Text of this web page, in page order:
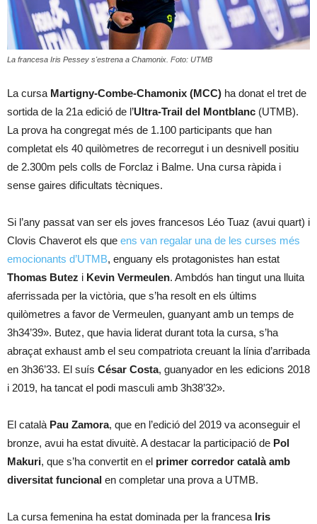
La francesa Iris Pessey s'estrena a Chamonix. Foto: UTMB
La cursa Martigny-Combe-Chamonix (MCC) ha donat el tret de
sortida de la 21a edició de l’Ultra-Trail del Montblanc (UTMB).
La prova ha congregat més de 1.100 participants que han
completat els 40 quilòmetres de recorregut i un desnivell positiu
de 2.300m pels colls de Forclaz i Balme. Una cursa ràpida i
sense gaires dificultats tècniques.
Si l’any passat van ser els joves francesos Léo Tuaz (avui quart) i
Clovis Chaverot els que ens van regalar una de les curses més
emocionants d’UTMB, enguany els protagonistes han estat
Thomas Butez i Kevin Vermeulen. Ambdós han tingut una lluita
aferrissada per la victòria, que s’ha resolt en els últims
quilòmetres a favor de Vermeulen, guanyant amb un temps de
3h34’39». Butez, que havia liderat durant tota la cursa, s’ha
abraçat exhaust amb el seu compatriota creuant la línia d’arribada
en 3h36’33. El suís César Costa, guanyador en les edicions 2018
i 2019, ha tancat el podi masculi amb 3h38’32».
El català Pau Zamora, que en l’edició del 2019 va aconseguir el
bronze, avui ha estat divuitè. A destacar la participació de Pol
Makuri, que s’ha convertit en el primer corredor català amb
diversitat funcional en completar una prova a UTMB.
La cursa femenina ha estat dominada per la francesa Iris